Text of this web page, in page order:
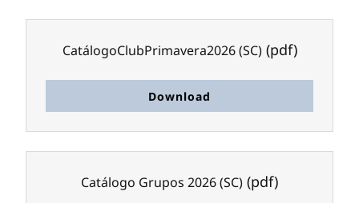
CatálogoClubPrimavera2026 (SC)(pdf)
Download
Catálogo Grupos 2026 (SC) (pdf)